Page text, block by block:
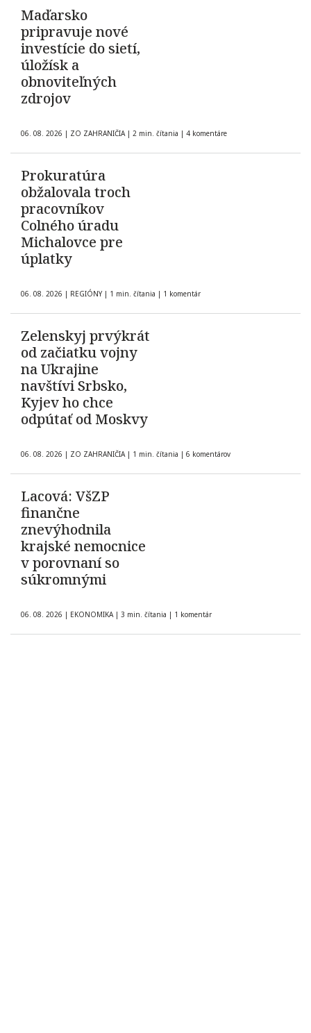
Maďarsko
pripravuje nové
investície do sietí,
úložísk a
obnoviteľných
zdrojov
06. 08. 2026 | ZO ZAHRANIČIA | 2 min. čítania | 4 komentáre
Prokuratúra
obžalovala troch
pracovníkov
Colného úradu
Michalovce pre
úplatky
06. 08. 2026 | REGIÓNY | 1 min. čítania | 1 komentár
Zelenskyj prvýkrát
od začiatku vojny
na Ukrajine
navštívi Srbsko,
Kyjev ho chce
odpútať od Moskvy
06. 08. 2026 | ZO ZAHRANIČIA | 1 min. čítania | 6 komentárov
Lacová: VšZP
finančne
znevýhodnila
krajské nemocnice
v porovnaní so
súkromnými
06. 08. 2026 | EKONOMIKA | 3 min. čítania | 1 komentár